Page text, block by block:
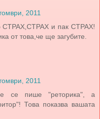
2011
СТРАХ,СТРАХ и пак СТРАХ!
от това,че ще загубите.
2011
се пише "реторика", а
Това показва вашата